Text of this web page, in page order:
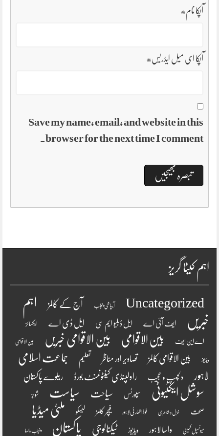
آپکا نام*
آپکا ای میل ایڈریس*
Save my name, email, and website in this
browser for the next time I comment.
اہم کیٹا گریز
Uncategorized آبپاشی پنجاب آج کے کالمز
اہم
خبریں
ایف آئی اے ایل ڈبلیو ایم سی ایل ڈی اے ایکسائز
اے این ایف بین الاقوامی بین الاقوامی خبریں بین الاقوامی
ویڈیوز بین الاقوامی کالمز تصاویر اور مناظر تعلیم
جماعت اسلامی
لاہور
دلچسپ و عجیب راولپنڈی کینٹونمنٹ بورڈ ریلوے پاکستان
سوشل ایکٹیوٹی سپورٹس سیاحت سیاست شوبز
صحت غزل و شاعری فوڈ اتھارٹی لاہور فیچر کالمز لیسکو ملٹی میڈیا
میونسپل کمیٹی واسا لاہور ویڈیوز ٹیکنالوجی پاکستان پنجاب واسا